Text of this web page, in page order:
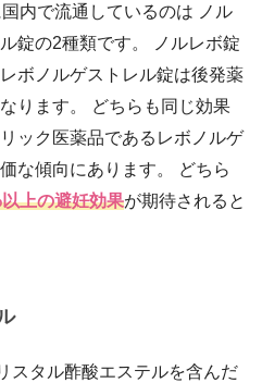
内で流通しているのは ノル
錠の2種類です。 ノルレボ錠
ボノルゲストレル錠は後発薬
ります。 どちらも同じ効果
ック医薬品であるレボノルゲ
な傾向にあります。 どちら
上の避妊効果が期待されると
スタル酢酸エステルを含んだ